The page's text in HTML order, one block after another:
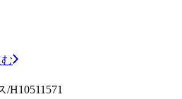
H10511571